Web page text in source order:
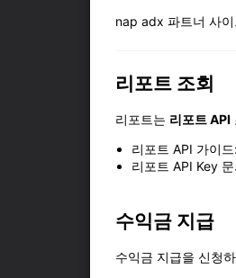
nap adx 파트너 사
리포트 조회
리포트는 리포트 API
리포트 API 가이드:
리포트 API Key
수익금 지급
수익금 지급을 신청